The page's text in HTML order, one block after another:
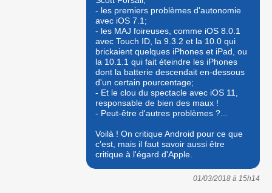
- les premiers problèmes d'autonomie
avec iOS 7.1;
- les MAJ foireuses, comme iOS 8.0.1
avec Touch ID, la 9.3.2 et la 10.0 qui
brickaient quelques iPhones et iPad, ou
la 10.1.1 qui fait éteindre les iPhones
dont la batterie descendait en-dessous
d'un certain pourcentage;
- Et le clou du spectacle avec iOS 11,
responsable de bien des maux !
- Peut-être d'autres problèmes ?...
Voilà ! On critique Android pour ce que
c'est, mais il faut savoir aussi être
critique à l'égard d'Apple.
01/03/2018 à 15h14